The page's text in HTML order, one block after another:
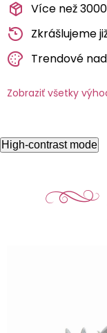
Více než
Zkrášlujeme
Trendové
Zobraziť všetky
High-contrast mode